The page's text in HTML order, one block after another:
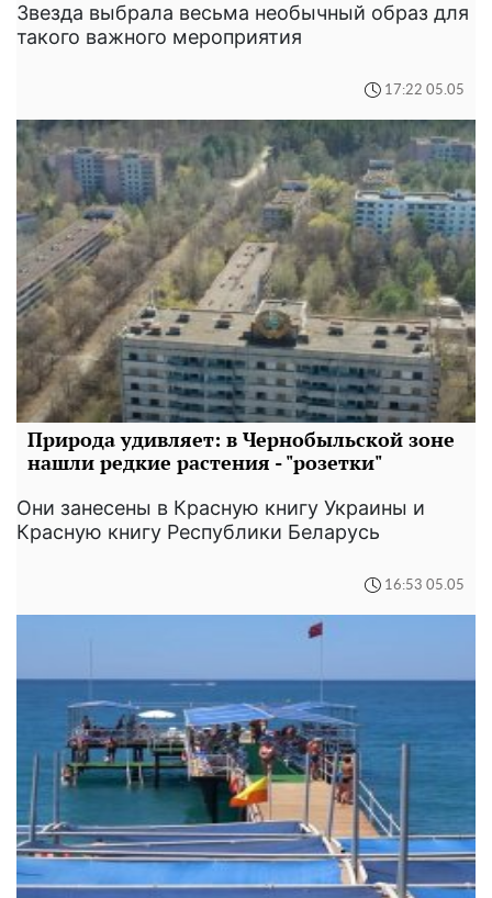
Звезда выбрала весьма необычный образ для
такого важного мероприятия
17:22 05.05
Природа удивляет: в Чернобыльской зоне
нашли редкие растения - "розетки"
Они занесены в Красную книгу Украины и
Красную книгу Республики Беларусь
16:53 05.05